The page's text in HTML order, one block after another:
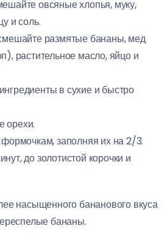
овсяные хлопья, муку,
и соль.
размятые бананы, мед
растительное масло, яйцо и
в сухие и быстро
орехи.
заполняя их на 2/3.
до золотистой корочки и
насыщенного бананового вкуса
бананы.